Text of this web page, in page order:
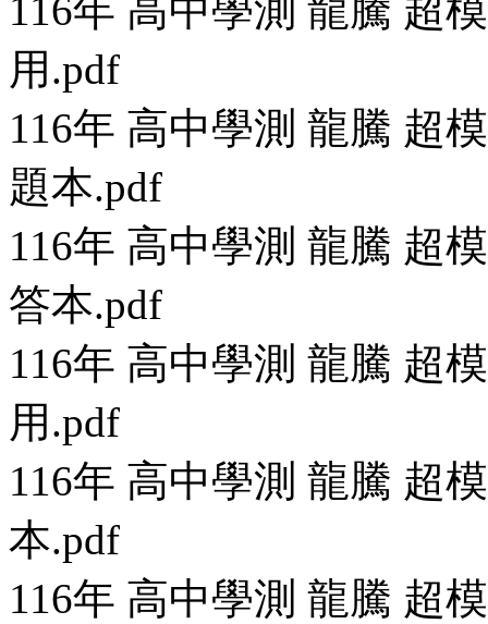
116年 高中學測 龍騰 超
用.pdf
116年 高中學測 龍騰 超
題本.pdf
116年 高中學測 龍騰 超
答本.pdf
116年 高中學測 龍騰 超
用.pdf
116年 高中學測 龍騰 超
本.pdf
116年 高中學測 龍騰 超